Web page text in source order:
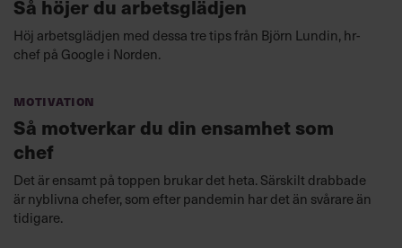
Så höjer du arbetsglädjen
Höj arbetsglädjen med dessa tre tips från Björn Lundin, hr-
chef på Google i Norden.
Motivation
Så motverkar du din ensamhet som
chef
Det är ensamt på toppen brukar det heta. Särskilt drabbade
är nyblivna chefer, som efter pandemin har det än svårare än
tidigare.